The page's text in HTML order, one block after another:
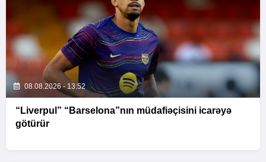
08.08.2026 - 13:52
“Liverpul” “Barselona”nın müdafiəçisini icarəyə
götürür